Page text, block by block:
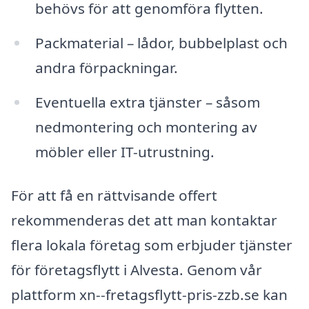
behövs för att genomföra flytten.
Packmaterial – lådor, bubbelplast och
andra förpackningar.
Eventuella extra tjänster – såsom
nedmontering och montering av
möbler eller IT-utrustning.
För att få en rättvisande offert
rekommenderas det att man kontaktar
flera lokala företag som erbjuder tjänster
för företagsflytt i Alvesta. Genom vår
plattform xn--fretagsflytt-pris-zzb.se kan